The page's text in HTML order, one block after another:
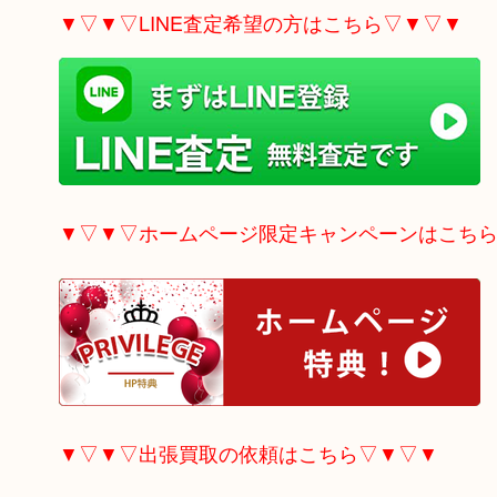
▼▽▼▽LINE査定希望の方はこちら▽▼▽▼
▼▽▼▽ホームページ限定キャンペーンはこ
▼▽▼▽出張買取の依頼はこちら▽▼▽▼